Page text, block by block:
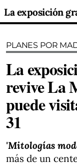
PLANES POR
La
revive La
puede
31
'Mitologías
más de un